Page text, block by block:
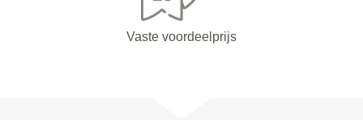
Vaste voordeelprijs